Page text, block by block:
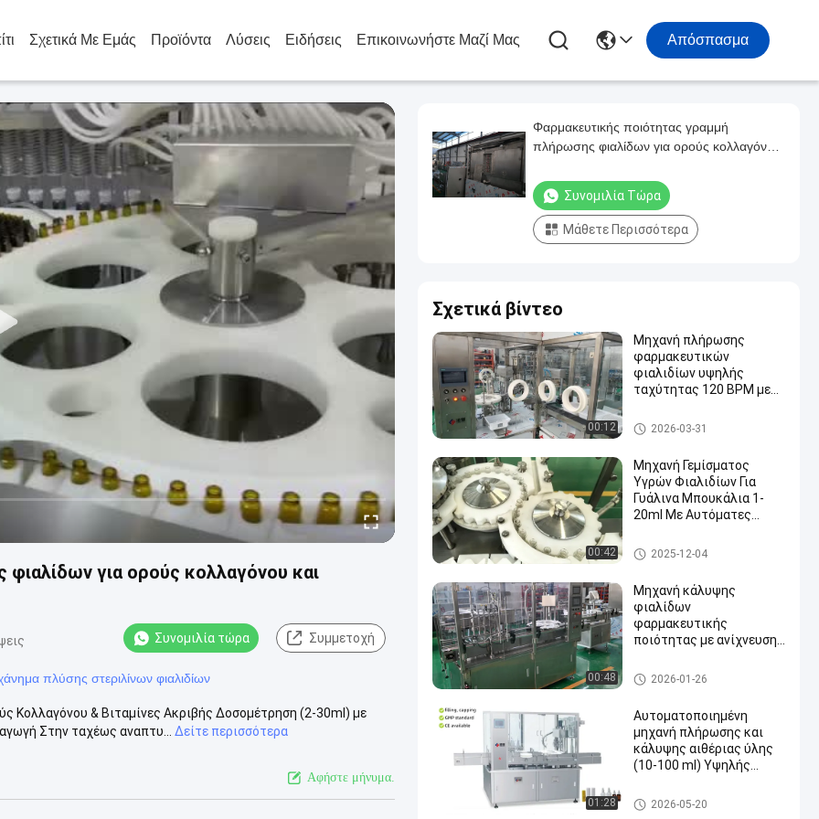
Σχετικά Με Εμάς Προϊόντα Λύσεις Ειδήσεις Επικοινωνήστε Μαζί Μας Απόσπασμα
για ορούς κολλαγόνου και
Συνομιλία τώρα Συμμετοχή
πλύσης στεριλίνων φιαλιδίων
Κολλαγόνου & Βιταμίνες Ακριβής Δοσομέτρηση (2-30ml) με
Στην ταχέως αναπτυ...
Δείτε περισσότερα
Αφήστε μήνυμα.
Φαρμακευτικής ποιότητας γραμμή
πλήρωσης φιαλίδων για ορούς κολλαγόνου
Συνομιλία Τώρα
Μάθετε Περισσότερα
Σχετικά βίντεο
00:12
Μηχανή πλήρωσης
φαρμακευτικών
φιαλιδίων υψηλής
ταχύτητας 120 BPM με
και σύστημα LAF κλάσης
A 100 για τη γέμιση και
αποστειρωμένων
γυάλινων σωλήνων
Φαρμακευτική μηχανή γεμίσ
ματος φιαλίδων
2026-03-31
00:42
Μηχανή Γεμίσματος
Υγρών Φιαλιδίων Για
Γυάλινα Μπουκάλια 1-
20ml Με Αυτόματες
Πλεονεκτήματα
Κατασκευαστή
Μηχανή πλήρωσης φιαλιδίω
ν
2025-12-04
00:48
Μηχανή κάλυψης
φιαλίδων
φαρμακευτικής
ποιότητας με ανίχνευση
παρακολούθηση OEE και
έξοδο 6000BPH για
Φαρμακευτική μηχανή γεμίσ
ματος φιαλίδων
2026-01-26
01:28
Αυτοματοποιημένη
μηχανή πλήρωσης και
κάλυψης αιθέριας ύλης
(10-100 ml) Υψηλής
σερβοπερισταλτική
δοσολογία με προηγμένη
Μηχανή πλήρωσης φιαλιδίω
ν
2026-05-20